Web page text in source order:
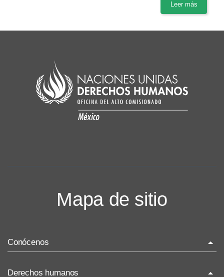
Leer más
Mapa de sitio
Conócenos
Derechos humanos